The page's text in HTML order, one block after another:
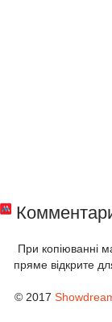
При копіюванні
пряме відкрите
© 2017